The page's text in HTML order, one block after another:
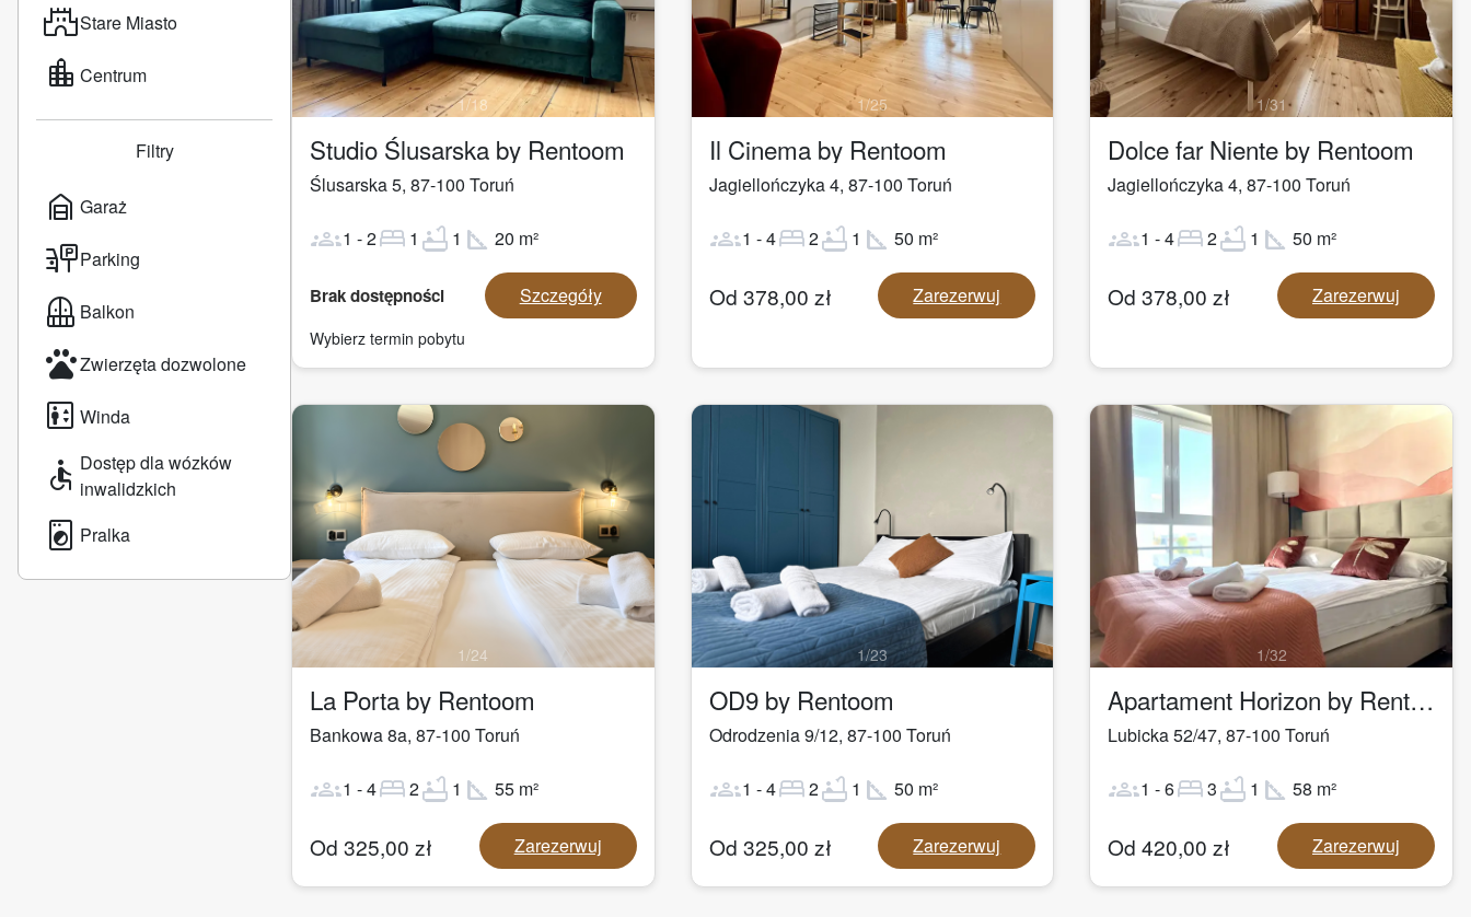
castleStare Miasto
location_city Centrum
Filtry
garage_home Garaż
parking_signParking
balcony Balkon
petsZwierzęta dozwolone
elevator Winda
accessible Dostęp dla wózków
inwalidzkich
local_laundry_service Pralka
1/18
Studio Ślusarska by Rentoom
Ślusarska 5, 87-100 Toruń
groups1 -2bed 1 bathtub 1 square_foot 20 m²
Brak dostępności Szczegóły
Wybierz termin pobytu
1/25
Il Cinema by Rentoom
Jagiellończyka 4, 87-100 Toruń
groups1 -4bed2bathtub 1 square_foot 50 m²
Od 378,00 zł Zarezerwuj
1/31
Dolce far Niente by Rentoom
Jagiellończyka 4,87-100 Toruń
groups1 -4bed2bathtub 1 square_foot50 m²
Od 378,00 zł Zarezerwuj
1/24
La Porta by Rentoom
Bankowa 8a, 87-100 Toruń
groups1 -4bed2bathtub 1 square_foot 55 m²
Od 325,00 zł Zarezerwuj
1/23
OD9 by Rentoom
Odrodzenia 9/12, 87-100 Toruń
groups1 -4bed2bathtub 1 square_foot 50 m²
Od 325,00 zł Zarezerwuj
1/32
Apartament Horizon by Rentoom
Lubicka 52/47,87-100 Toruń
groups1 -6bed3bathtub 1 square_foot58 m²
Od 420,00 zł Zarezerwuj